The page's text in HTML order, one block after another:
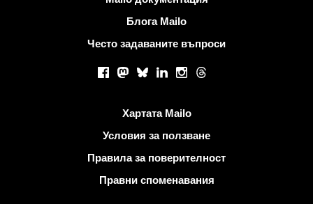
Блога Mailo
Често задаваните въпроси
Facebook
Mastodon
BlueskyLinkedInInstagram
Threads
Хартата Mailo
Условия за ползване
Правила за поверителност
Правни споменавания